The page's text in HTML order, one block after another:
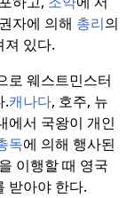
자에 의해 총리의
져 있다.
로 웨스트민스터
.캐나다, 호주, 뉴
에서 국왕이 개인
독에 의해 행사된
이행할 때 영국
받아야 한다.